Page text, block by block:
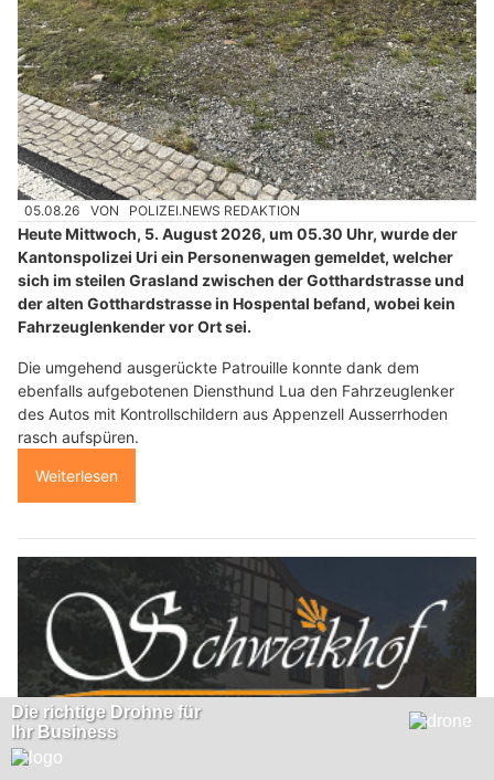
05.08.26 VON POLIZEI.NEWS REDAKTION
Heute Mittwoch, 5. August 2026, um 05.30 Uhr, wurde der
Kantonspolizei Uri ein Personenwagen gemeldet, welcher
sich im steilen Grasland zwischen der Gotthardstrasse und
der alten Gotthardstrasse in Hospental befand, wobei kein
Fahrzeuglenkender vor Ort sei.
Die umgehend ausgerückte Patrouille konnte dank dem
ebenfalls aufgebotenen Diensthund Lua den Fahrzeuglenker
des Autos mit Kontrollschildern aus Appenzell Ausserrhoden
rasch aufspüren.
Weiterlesen
Restaurant Schweikhof: Regionale Spezialitäten & saisonale Highlights